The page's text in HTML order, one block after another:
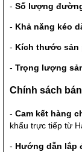
- Số lượng
- Khả năng kéo
- Kích thước sản
- Trọng lượng
Chính sách
- Cam kết hàng
khẩu trực tiếp từ
- Hướng dẫn lắp